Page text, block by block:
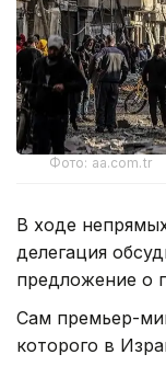
Фото: aa.com.tr
В ходе
делегация
предложение о
Сам премьер-
которого в